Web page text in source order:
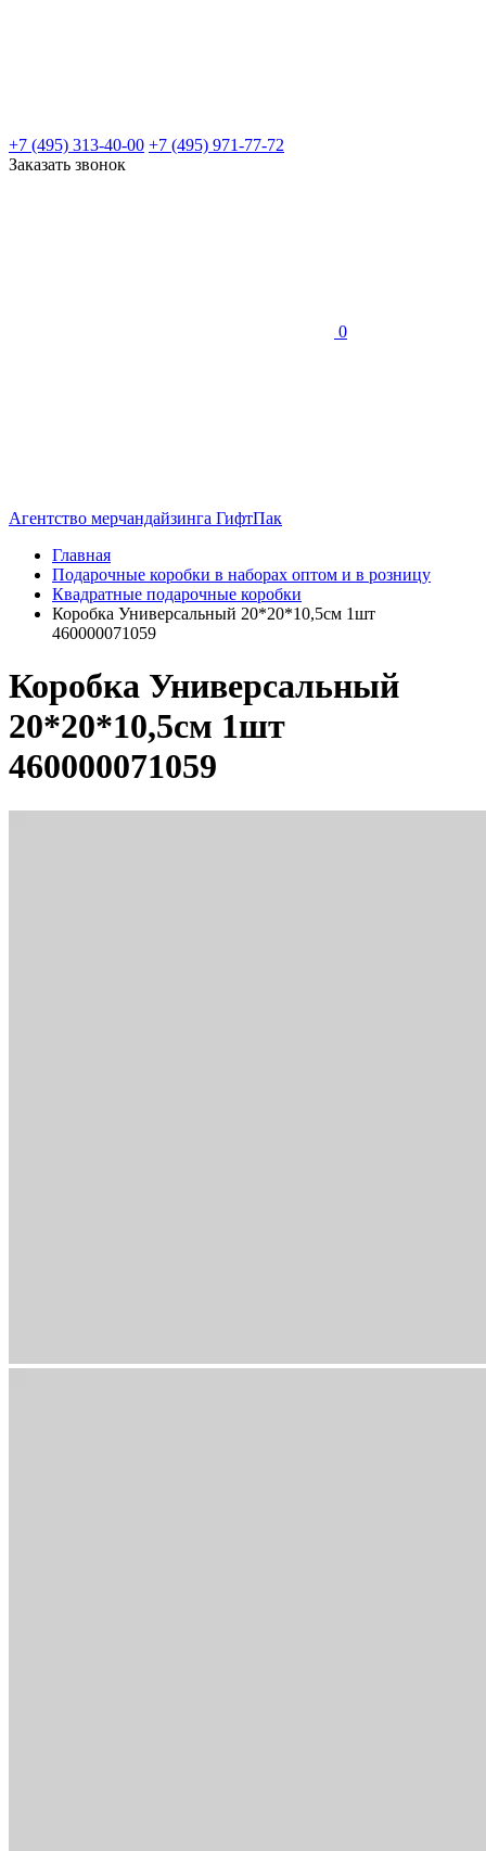
+7 (495) 313-40-00 +7 (495) 971-77-72
Заказать звонок
0
Агентство мерчандайзинга ГифтПак
Главная
Подарочные коробки в наборах оптом и в розницу
Квадратные подарочные коробки
Коробка Универсальный 20*20*10,5см 1шт
460000071059
Коробка Универсальный
20*20*10,5см 1шт
460000071059